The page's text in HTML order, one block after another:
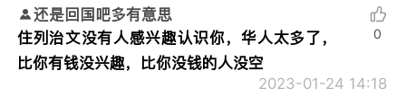
还是回国吧多有意思
住列治文没有人感兴趣认识你，华人太多了，
比你有钱没兴趣，比你没钱的人没空
2023-01-24 14:18
0